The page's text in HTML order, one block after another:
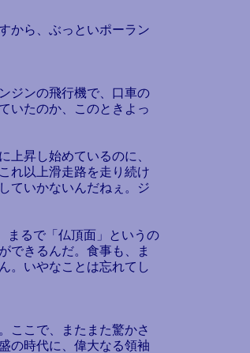
から、ぶっといポーラン
ジンの飛行機で、口車の
いたのか、このときよっ
昇し始めているのに、
れ以上滑走路を走り続け
ていかないんだねぇ。ジ
まるで「仏頂面」というの
できるんだ。食事も、ま
。いやなことは忘れてし
ここで、またまた驚かさ
の時代に、偉大なる領袖